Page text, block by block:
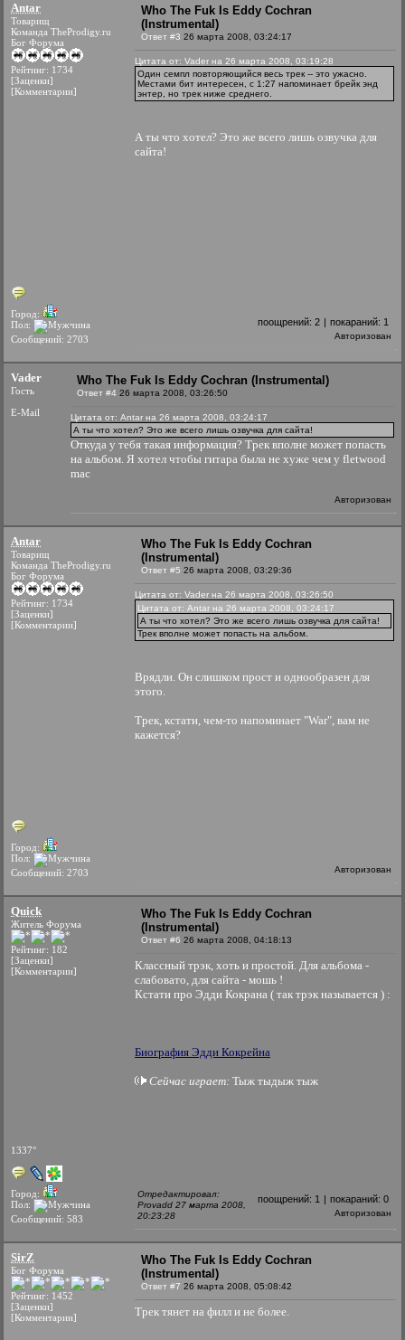
Antar
Товарищ
Команда TheProdigy.ru
Бог Форума
Рейтинг: 1734
[Заценки]
[Комментарии]
Город:
Пол:
Сообщений: 2703
Who The Fuk Is Eddy Cochran
(Instrumental)
Ответ #3 26 марта 2008, 03:24:17
Цитата от: Vader на 26 марта 2008, 03:19:28
Один семпл повторяющийся весь трек -- это ужасно.
Местами бит интересен, с 1:27 напоминает брейк энд
энтер, но трек ниже среднего.
А ты что хотел? Это же всего лишь озвучка для
сайта!
поощрений: 2 | покараний: 1
Авторизован
Vader
Гость
E-Mail
Who The Fuk Is Eddy Cochran (Instrumental)
Ответ #4 26 марта 2008, 03:26:50
Цитата от: Antar на 26 марта 2008, 03:24:17
А ты что хотел? Это же всего лишь озвучка для сайта!
Откуда у тебя такая информация? Трек вполне может попасть
на альбом. Я хотел чтобы гитара была не хуже чем у fletwood
mac
Авторизован
Antar
Товарищ
Команда TheProdigy.ru
Бог Форума
Рейтинг: 1734
[Заценки]
[Комментарии]
Город:
Пол:
Сообщений: 2703
Who The Fuk Is Eddy Cochran
(Instrumental)
Ответ #5 26 марта 2008, 03:29:36
Цитата от: Vader на 26 марта 2008, 03:26:50
Цитата от: Antar на 26 марта 2008, 03:24:17
А ты что хотел? Это же всего лишь озвучка для сайта!
Трек вполне может попасть на альбом.
Врядли. Он слишком прост и однообразен для
этого.
Трек, кстати, чем-то напоминает "War", вам не
кажется?
Авторизован
Quick
Житель Форума
Рейтинг: 182
[Заценки]
[Комментарии]
1337°
Город:
Пол:
Сообщений: 583
Who The Fuk Is Eddy Cochran
(Instrumental)
Ответ #6 26 марта 2008, 04:18:13
Классный трэк, хоть и простой. Для альбома -
слабовато, для сайта - мошь !
Кстати про Эдди Кокрана ( так трэк называется ) :
Биография Эдди Кокрейна
Сейчас играет: Тыж тыдыж тыж
Отредактировал:
Provadd 27 марта 2008,
20:23:28
поощрений: 1 | покараний: 0
Авторизован
SirZ
Бог Форума
Рейтинг: 1452
[Заценки]
[Комментарии]
Who The Fuk Is Eddy Cochran
(Instrumental)
Ответ #7 26 марта 2008, 05:08:42
Трек тянет на филл и не более.